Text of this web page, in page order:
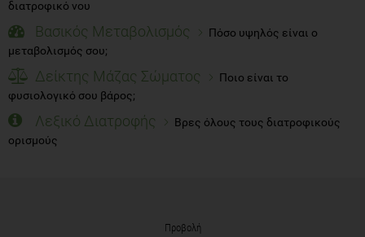
διατροφικό νου
Βασικός Μεταβολισμός
Πόσο υψηλός είναι ο
μεταβολισμός σου;
Δείκτης Μάζας Σώματος
Ποιο είναι το
φυσιολογικό σου βάρος;
Λεξικό Διατροφής
Βρες όλους τους διατροφικούς
ορισμούς
Προβολή